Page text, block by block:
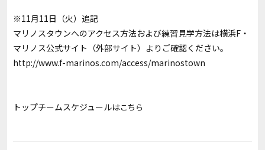
※11月11日（火）追記
マリノスタウンへのアクセス方法および練習見学方法は横浜F・
マリノス公式サイト（外部サイト）よりご確認ください。
http://www.f-marinos.com/access/marinostown
トップチームスケジュールはこちら